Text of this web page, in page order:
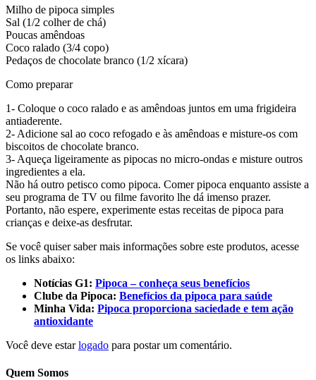
Milho de pipoca simples
Sal (1/2 colher de chá)
Poucas amêndoas
Coco ralado (3/4 copo)
Pedaços de chocolate branco (1/2 xícara)
Como preparar
1- Coloque o coco ralado e as amêndoas juntos em uma frigideira
antiaderente.
2- Adicione sal ao coco refogado e às amêndoas e misture-os com
biscoitos de chocolate branco.
3- Aqueça ligeiramente as pipocas no micro-ondas e misture outros
ingredientes a ela.
Não há outro petisco como pipoca. Comer pipoca enquanto assiste a
seu programa de TV ou filme favorito lhe dá imenso prazer.
Portanto, não espere, experimente estas receitas de pipoca para
crianças e deixe-as desfrutar.
Se você quiser saber mais informações sobre este produtos, acesse
os links abaixo:
Notícias G1: Pipoca – conheça seus benefícios
Clube da Pipoca: Benefícios da pipoca para saúde
Minha Vida: Pipoca proporciona saciedade e tem ação
antioxidante
Você deve estarlogado para postar um comentário.
Quem Somos